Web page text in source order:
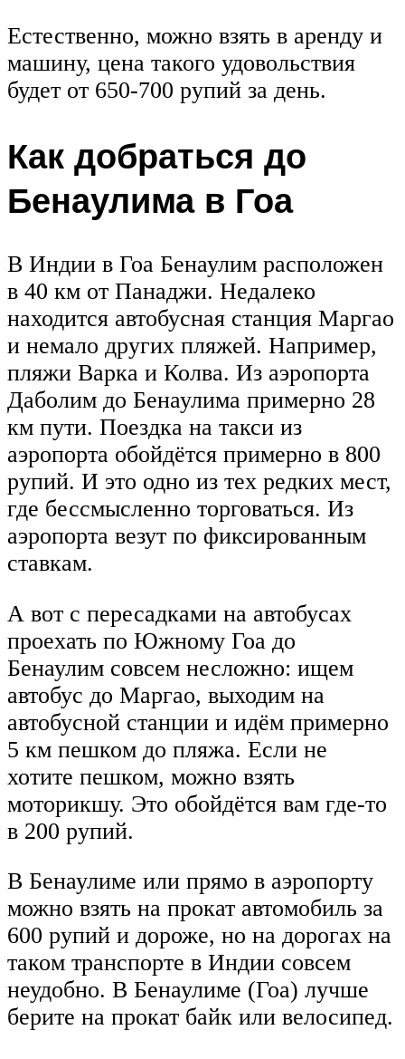
Естественно, можно взять в аренду и
машину, цена такого удовольствия
будет от 650-700 рупий за день.
Как добраться до
Бенаулима в Гоа
В Индии в Гоа Бенаулим расположен
в 40 км от Панаджи. Недалеко
находится автобусная станция Маргао
и немало других пляжей. Например,
пляжи Варка и Колва. Из аэропорта
Даболим до Бенаулима примерно 28
км пути. Поездка на такси из
аэропорта обойдётся примерно в 800
рупий. И это одно из тех редких мест,
где бессмысленно торговаться. Из
аэропорта везут по фиксированным
ставкам.
А вот с пересадками на автобусах
проехать по Южному Гоа до
Бенаулим совсем несложно: ищем
автобус до Маргао, выходим на
автобусной станции и идём примерно
5 км пешком до пляжа. Если не
хотите пешком, можно взять
моторикшу. Это обойдётся вам где-то
в 200 рупий.
В Бенаулиме или прямо в аэропорту
можно взять на прокат автомобиль за
600 рупий и дороже, но на дорогах на
таком транспорте в Индии совсем
неудобно. В Бенаулиме (Гоа) лучше
берите на прокат байк или велосипед.